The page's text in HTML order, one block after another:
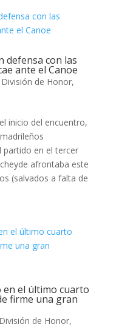
defensa con las
ante el Canoe
División de Honor,
inicio del encuentro,
partido en el tercer
afrontaba este
(salvados a falta de
en el último cuarto
firme una gran
División de Honor,